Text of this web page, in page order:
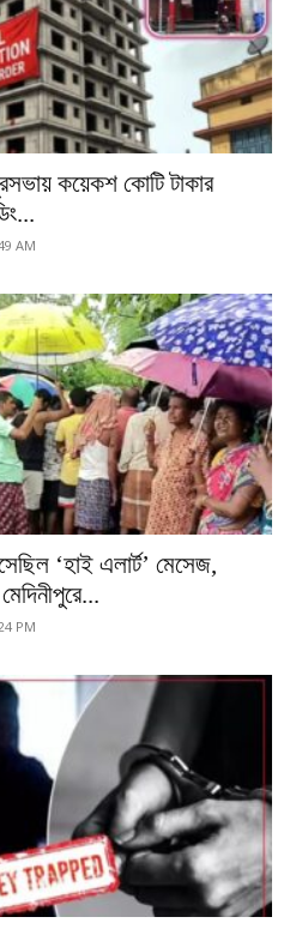
কয়েকশ কোটি টাকার
AM
‘হাই এলার্ট’ মেসেজ,
PM